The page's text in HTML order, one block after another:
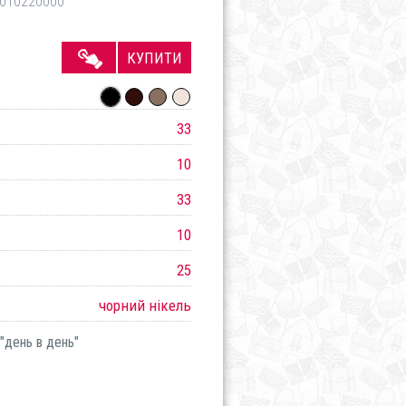
КУПИТИ
33
10
33
10
25
чорний нікель
в день"